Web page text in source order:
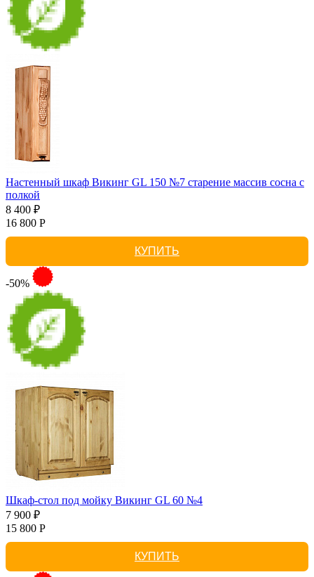
Настенный шкаф Викинг GL 150 №7 старение массив сосна с
полкой
8 400 ₽
16 800 Р
КУПИТЬ
-50%
Шкаф-стол под мойку Викинг GL 60 №4
7 900 ₽
15 800 Р
КУПИТЬ